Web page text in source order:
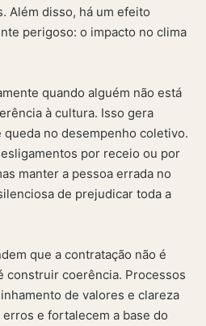
Além disso, há um efeito
perigoso: o impacto no clima
quando alguém não está
à cultura. Isso gera
no desempenho coletivo.
por receio ou por
manter a pessoa errada no
de prejudicar toda a
que a contratação não é
construir coerência. Processos
de valores e clareza
e fortalecem a base do